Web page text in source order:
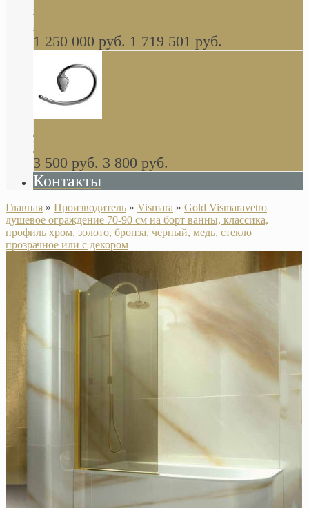
стиле барокко, из массива дерева, светло
коричневый матовый окрас + серебро
1 250 000 руб. 1 719 501 руб.
Khala Colombo аксессуары (серия) В
НАЛИЧИИ
3 500 руб. 3 800 руб.
Контакты
Главная » Производитель » Vismara » Gold Vismaravetro
душевое ограждение 70-90 см на борт ванны, классика,
профиль хром, золото, бронза, черный, медь, стекло
прозрачное или с декором